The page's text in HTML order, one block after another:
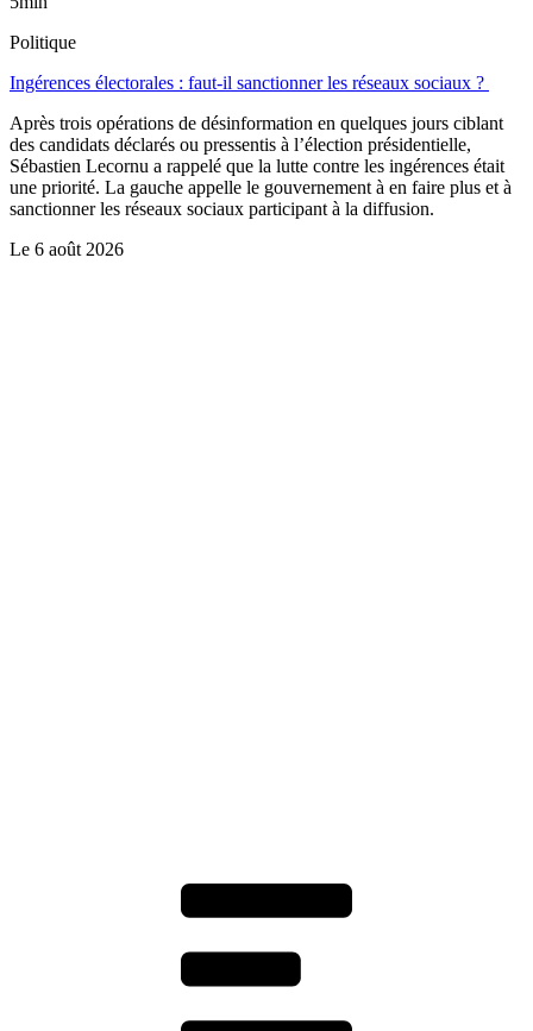
Politique
Ingérences électorales : faut-il sanctionner les réseaux sociaux ?
Après trois opérations de désinformation en quelques jours ciblant
des candidats déclarés ou pressentis à l’élection présidentielle,
Sébastien Lecornu a rappelé que la lutte contre les ingérences était
une priorité. La gauche appelle le gouvernement à en faire plus et à
sanctionner les réseaux sociaux participant à la diffusion.
Le 6 août 2026